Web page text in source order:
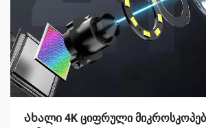
Ახალი 4K ციფრული